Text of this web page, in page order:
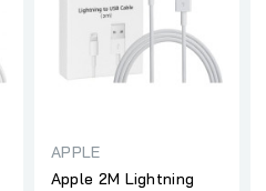
APPLE
Apple 2M Lightning